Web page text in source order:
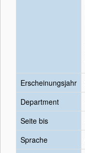
Erscheinungsjahr
Department
Seite bis
Sprache